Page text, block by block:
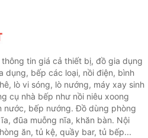
tin giá cả thiết bị, đồ gia dụng
dụng, bếp các loại, nồi điện, bình
lò vi sóng, lò nướng, máy xay sinh
cụ nhà bếp như nồi niêu xoong
nước, bếp nướng. Đồ dùng phòng
đũa muỗng nĩa, khăn bàn. Nội
ăn, tủ kệ, quầy bar, tủ bếp...